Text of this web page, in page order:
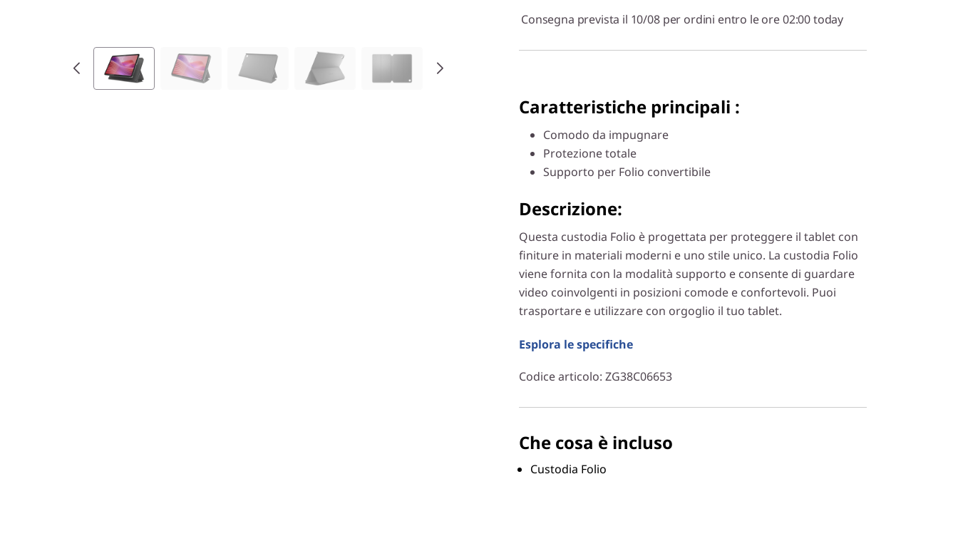
Consegna prevista il 10/08 per ordini entro le ore 02:00 today
Caratteristiche principali :
Comodo da impugnare
Protezione totale
Supporto per Folio convertibile
Descrizione:
Questa custodia Folio è progettata per proteggere il tablet con
finiture in materiali moderni e uno stile unico. La custodia Folio
viene fornita con la modalità supporto e consente di guardare
video coinvolgenti in posizioni comode e confortevoli. Puoi
trasportare e utilizzare con orgoglio il tuo tablet.
Esplora le specifiche
Codice articolo: ZG38C06653
Che cosa è incluso
Custodia Folio